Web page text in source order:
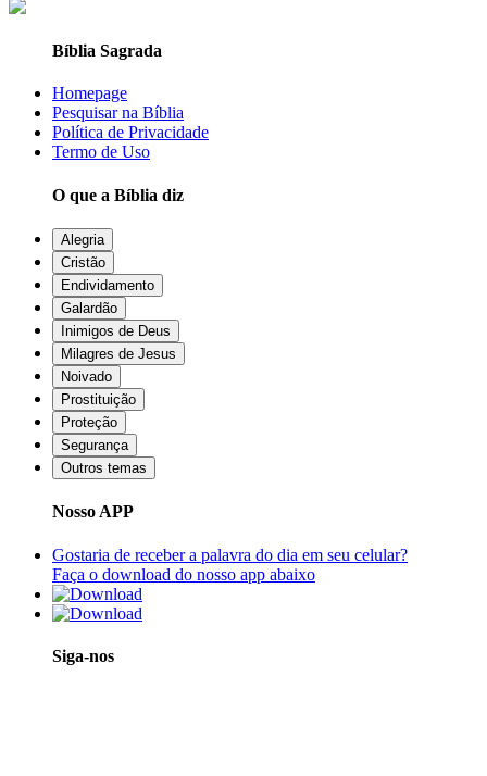
Bíblia Sagrada
Homepage
Pesquisar na Bíblia
Política de Privacidade
Termo de Uso
O que a Bíblia diz
Alegria
Cristão
Endividamento
Galardão
Inimigos de Deus
Milagres de Jesus
Noivado
Prostituição
Proteção
Segurança
Outros temas
Nosso APP
Gostaria de receber a palavra do dia em seu celular?
Faça o download do nosso app abaixo
Siga-nos